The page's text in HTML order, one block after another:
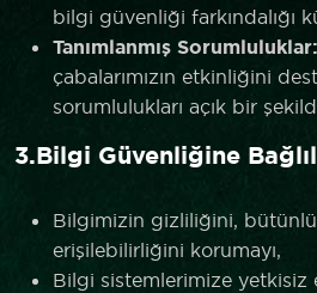
bilgi güvenliği farkındalığı
Tanımlanmış Sorumluluklar:
çabalarımızın etkinliğini
sorumlulukları açık bir
3.Bilgi Güvenliğine
Bilgimizin gizliliğini,
erişilebilirliğini korumayı,
Bilgi sistemlerimize yetkisiz